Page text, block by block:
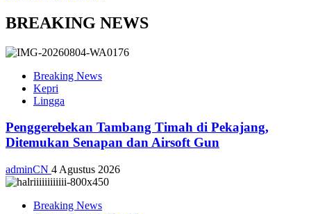
BREAKING NEWS
Breaking News
Kepri
Lingga
Penggerebekan Tambang Timah di Pekajang,
Ditemukan Senapan dan Airsoft Gun
adminCN 4 Agustus 2026
Breaking News